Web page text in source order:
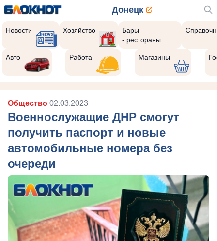
Донецк
Новости Хозяйство
Бары
- рестораны
Авто Работа Магазины
Общество 02.03.2023
Военнослужащие ДНР смогут
получить паспорт и новые
автомобильные номера без
очереди